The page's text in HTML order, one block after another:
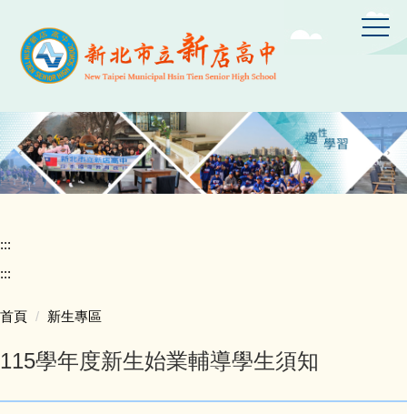
主
容
區
:::
:::
首頁 新生專區
115學年度新生始業輔導學生須知